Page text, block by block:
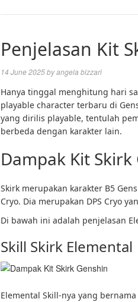
Penjelasan Kit
14 June 2025byangela bizzari
Hanya tinggal menghitung hari
playable character terbaru di
yang dirilis playable, tentulah
berbeda dengan karakter lain.
Dampak Kit Skirk
Skirk merupakan karakter B5
Cryo. Dia merupakan DPS Cryo
Di bawah ini adalah penjelasan
Skill Skirk Elemental
Elemental Skill-nya yang